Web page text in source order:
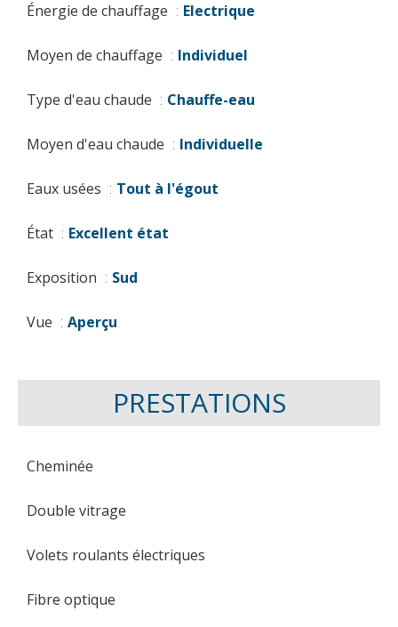
Énergie de chauffage Electrique
Moyen de chauffage Individuel
Type d'eau chaude Chauffe-eau
Moyen d'eau chaude Individuelle
Eaux usées Tout à l'égout
État Excellent état
Exposition Sud
Vue Aperçu
PRESTATIONS
Cheminée
Double vitrage
Volets roulants électriques
Fibre optique